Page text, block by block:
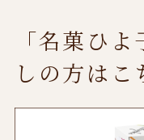
「名菓ひ
しの方は